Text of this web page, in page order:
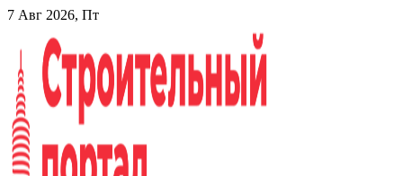
Перейти
содержанию
7 Авг 2026, Пт